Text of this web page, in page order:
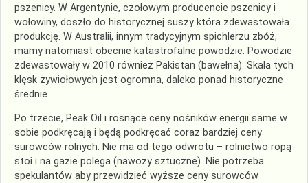
pszenicy. W Argentynie, czołowym producencie pszenicy i
wołowiny, doszło do historycznej suszy która zdewastowała
produkcję. W Australii, innym tradycyjnym spichlerzu zbóż,
mamy natomiast obecnie katastrofalne powodzie. Powodzie
zdewastowały w 2010 również Pakistan (bawełna). Skala tych
klęsk żywiołowych jest ogromna, daleko ponad historyczne
średnie.
Po trzecie, Peak Oil i rosnące ceny nośników energii same w
sobie podkręcają i będą podkręcać coraz bardziej ceny
surowców rolnych. Nie ma od tego odwrotu – rolnictwo ropą
stoi i na gazie polega (nawozy sztuczne). Nie potrzeba
spekulantów aby przewidzieć wyższe ceny surowców